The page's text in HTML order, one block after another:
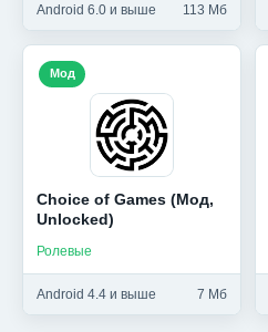
Android 6.0 и выше 113 Мб
Choice of Games (Мод,
Unlocked)
Ролевые
Android 4.4 и выше 7 Мб
Мод